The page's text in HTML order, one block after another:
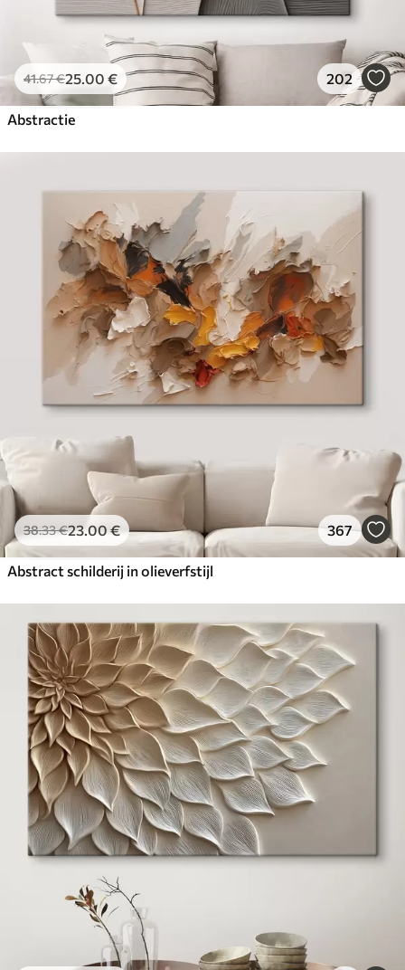
41.67€25.00 € 202
Abstractie
38.33€23.00€ 367
Abstract schilderij in olieverfstijl